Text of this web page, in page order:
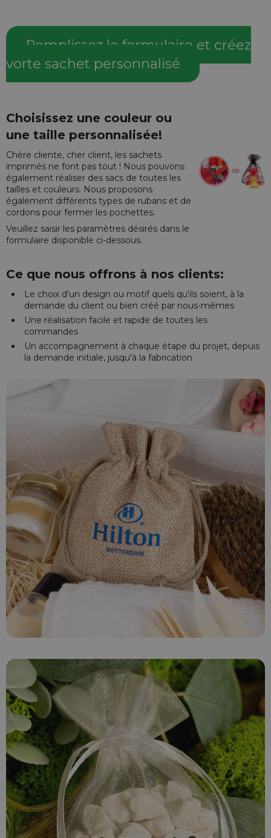
Remplissez le formulaire et créez
vorte sachet personnalisé
Choisissez une couleur ou
une taille personnalisée!
Chère cliente, cher client, les sachets
imprimés ne font pas tout ! Nous pouvons
également réaliser des sacs de toutes les
tailles et couleurs. Nous proposons
également différents types de rubans et de
cordons pour fermer les pochettes.
Veuillez saisir les paramètres désirés dans le
formulaire disponible ci-dessous.
Ce que nous offrons à nos clients:
Le choix d'un design ou motif quels qu'ils soient, à la
demande du client ou bien créé par nous-mêmes
Une réalisation facile et rapide de toutes les
commandes
Un accompagnement à chaque étape du projet, depuis
la demande initiale, jusqu'à la fabrication